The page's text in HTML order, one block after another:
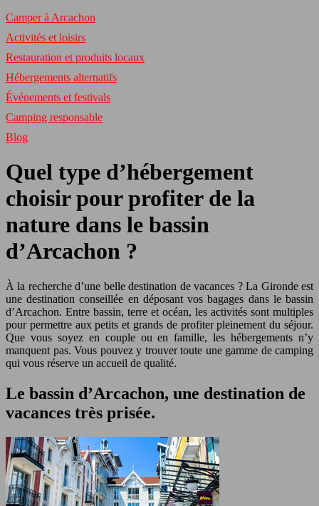
Camper à Arcachon
Activités et loisirs
Restauration et produits locaux
Hébergements alternatifs
Événements et festivals
Camping responsable
Blog
Quel type d’hébergement
choisir pour profiter de la
nature dans le bassin
d’Arcachon ?
À la recherche d’une belle destination de vacances ? La Gironde est
une destination conseillée en déposant vos bagages dans le bassin
d’Arcachon. Entre bassin, terre et océan, les activités sont multiples
pour permettre aux petits et grands de profiter pleinement du séjour.
Que vous soyez en couple ou en famille, les hébergements n’y
manquent pas. Vous pouvez y trouver toute une gamme de camping
qui vous réserve un accueil de qualité.
Le bassin d’Arcachon, une destination de
vacances très prisée.